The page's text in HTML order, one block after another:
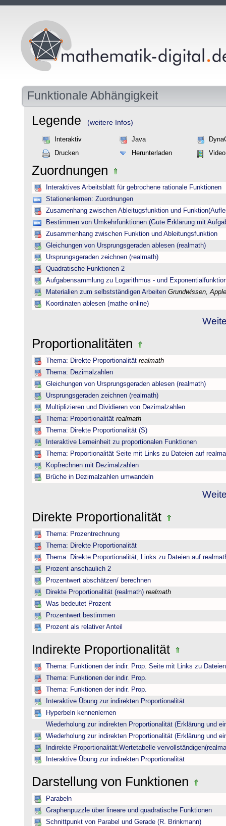
Funktionale Abhängigkeit
Legende (weitere Infos)
Interaktiv Java
Drucken
Herunterladen Video
Zuordnungen
Interaktives Arbeitsblatt für gebrochene rationale Funktionen
Stationenlernen: Zuordnungen
Zusamenhang zwischen Ableitugsfunktion und
Bestimmen von Umkehrfunktionen (Gute Erklärung mit
Zusammenhang zwischen Funktion und Ableitungsfunktion
Gleichungen von Ursprungsgeraden ablesen (realmath)
Ursprungsgeraden zeichnen (realmath)
Quadratische Funktionen 2
Aufgabensammlung zu Logarithmus - und
Materialien zum selbstständigen Arbeiten Grundwissen,
Koordinaten ablesen (mathe online)
Proportionalitäten
Thema: Direkte Proportionalität realmath
Thema: Dezimalzahlen
Gleichungen von Ursprungsgeraden ablesen (realmath)
Ursprungsgeraden zeichnen (realmath)
Multiplizieren und Dividieren von Dezimalzahlen
Thema: Proportionalität realmath
Thema: Direkte Proportionalität (S)
Interaktive Lerneinheit zu proportionalen Funktionen
Thema: Proportionalität Seite mit Links zu Dateien auf
Kopfrechnen mit Dezimalzahlen
Brüche in Dezimalzahlen umwandeln
Direkte Proportionalität
Thema: Prozentrechnung
Thema: Direkte Proportionalität
Thema: Direkte Proportionalität, Links zu Dateien auf
Prozent anschaulich 2
Prozentwert abschätzen/ berechnen
Direkte Proportionalität (realmath) realmath
Was bedeutet Prozent
Prozentwert bestimmen
Prozent als relativer Anteil
Indirekte Proportionalität
Thema: Funktionen der indir. Prop. Seite mit Links zu
Thema: Funktionen der indir. Prop.
Thema: Funktionen der indir. Prop.
Interaktive Übung zur indirekten Proportionalität
Hyperbeln kennenlernen
Wiederholung zur indirekten Proportionalität (Erklärung und
Wiederholung zur indirekten Proportionalität (Erklärung und
Indirekte Proportionalität:Wertetabelle
Interaktive Übung zur indirekten Proportionalität
Darstellung von Funktionen
Parabeln
Graphenpuzzle über lineare und quadratische Funktionen
Schnittpunkt von Parabel und Gerade (R. Brinkmann)